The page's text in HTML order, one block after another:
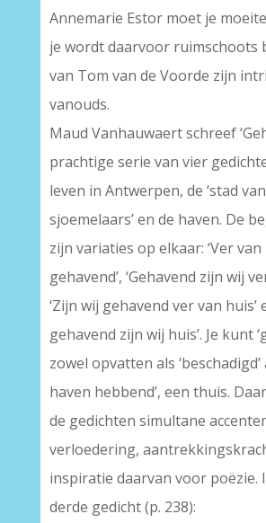
Annemarie Estor moet je
je wordt daarvoor ruimschoots
van Tom van de Voorde zijn
vanouds.
Maud Vanhauwaert schreef
prachtige serie van vier
leven in Antwerpen, de ‘stad
sjoemelaars’ en de haven. De
zijn variaties op elkaar: ‘Ver
gehavend’, ‘Gehavend zijn wij
‘Zijn wij gehavend ver van huis’
gehavend zijn wij huis’. Je kunt
zowel opvatten als ‘beschadigd’
haven hebbend’, een thuis.
de gedichten simultane
verloedering,
inspiratie daarvan voor poëzie.
derde gedicht (p. 238):